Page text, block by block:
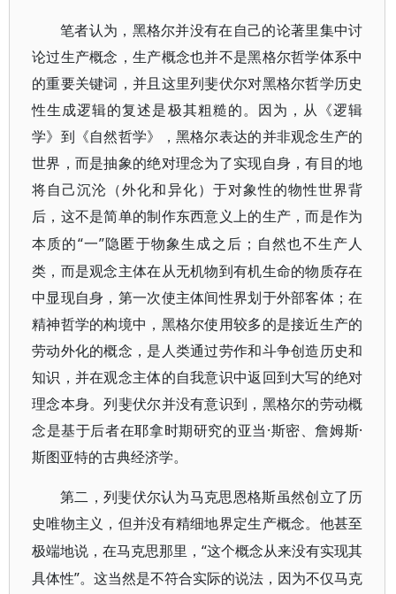
笔者认为，黑格尔并没有在自己的论著里集中讨
论过生产概念，生产概念也并不是黑格尔哲学体系中
的重要关键词，并且这里列斐伏尔对黑格尔哲学历史
性生成逻辑的复述是极其粗糙的。因为，从《逻辑
学》到《自然哲学》，黑格尔表达的并非观念生产的
世界，而是抽象的绝对理念为了实现自身，有目的地
将自己沉沦（外化和异化）于对象性的物性世界背
后，这不是简单的制作东西意义上的生产，而是作为
本质的“一”隐匿于物象生成之后；自然也不生产人
类，而是观念主体在从无机物到有机生命的物质存在
中显现自身，第一次使主体间性界划于外部客体；在
精神哲学的构境中，黑格尔使用较多的是接近生产的
劳动外化的概念，是人类通过劳作和斗争创造历史和
知识，并在观念主体的自我意识中返回到大写的绝对
理念本身。列斐伏尔并没有意识到，黑格尔的劳动概
念是基于后者在耶拿时期研究的亚当·斯密、詹姆斯·
斯图亚特的古典经济学。
第二，列斐伏尔认为马克思恩格斯虽然创立了历
史唯物主义，但并没有精细地界定生产概念。他甚至
极端地说，在马克思那里，“这个概念从来没有实现其
具体性”。这当然是不符合实际的说法，因为不仅马克